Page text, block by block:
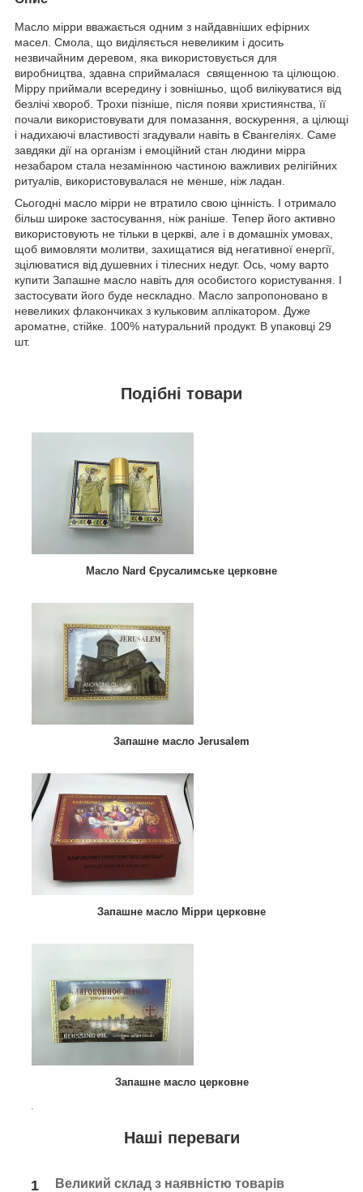
Масло мірри вважається одним з найдавніших ефірних
масел. Смола, що виділяється невеликим і досить
незвичайним деревом, яка використовується для
виробництва, здавна сприймалася священною та цілющою.
Мірру приймали всередину і зовнішньо, щоб вилікуватися від
безлічі хвороб. Трохи пізніше, після появи християнства, її
почали використовувати для помазання, воскурення, а цілющі
і надихаючі властивості згадували навіть в Євангеліях. Саме
завдяки дії на організм і емоційний стан людини мірра
незабаром стала незамінною частиною важливих релігійних
ритуалів, використовувалася не менше, ніж ладан.
Сьогодні масло мірри не втратило свою цінність. І отримало
більш широке застосування, ніж раніше. Тепер його активно
використовують не тільки в церкві, але і в домашніх умовах,
щоб вимовляти молитви, захищатися від негативної енергії,
зцілюватися від душевних і тілесних недуг. Ось, чому варто
купити Запашне масло навіть для особистого користування. І
застосувати його буде нескладно. Масло запропоновано в
невеликих флакончиках з кульковим аплікатором. Дуже
ароматне, стійке. 100% натуральний продукт. В упаковці 29
шт.
Подібні товари
Масло Nard Єрусалимське церковне
Запашне масло Jerusalem
Запашне масло Мірри церковне
Запашне масло церковне
.
Наші переваги
1 Великий склад з наявністю товарів